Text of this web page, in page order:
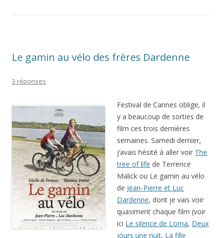
Le gamin au vélo des frères Dardenne
3 réponses
Festival de Cannes oblige, il
y a beaucoup de sorties de
film ces trois dernières
semaines. Samedi dernier,
j’avais hésité à aller voir The
tree of life de Terrence
Malick ou Le gamin au vélo
de Jean-Pierre et Luc
Dardenne, dont je vais voir
quasiment chaque film (voir
ici Le silence de Lorna, Deux
jours une nuit, La fille